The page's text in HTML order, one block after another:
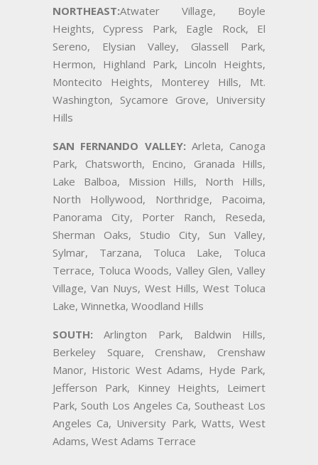
NORTHEAST:Atwater Village, Boyle
Heights, Cypress Park, Eagle Rock, El
Sereno, Elysian Valley, Glassell Park,
Hermon, Highland Park, Lincoln Heights,
Montecito Heights, Monterey Hills, Mt.
Washington, Sycamore Grove, University
Hills
SAN FERNANDO VALLEY: Arleta, Canoga
Park, Chatsworth, Encino, Granada Hills,
Lake Balboa, Mission Hills, North Hills,
North Hollywood, Northridge, Pacoima,
Panorama City, Porter Ranch, Reseda,
Sherman Oaks, Studio City, Sun Valley,
Sylmar, Tarzana, Toluca Lake, Toluca
Terrace, Toluca Woods, Valley Glen, Valley
Village, Van Nuys, West Hills, West Toluca
Lake, Winnetka, Woodland Hills
SOUTH: Arlington Park, Baldwin Hills,
Berkeley Square, Crenshaw, Crenshaw
Manor, Historic West Adams, Hyde Park,
Jefferson Park, Kinney Heights, Leimert
Park, South Los Angeles Ca, Southeast Los
Angeles Ca, University Park, Watts, West
Adams, West Adams Terrace